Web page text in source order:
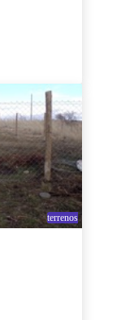
terrenos